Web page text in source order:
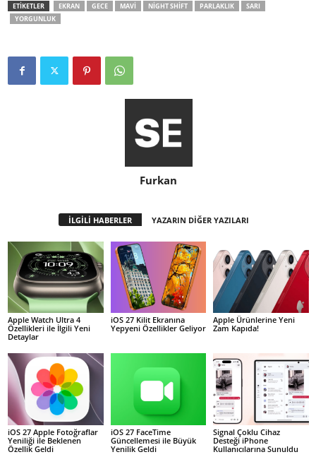
ETİKETLER EKRAN GECE MAVI NIGHT SHIFT PARLAKLIK
SARI
YORGUNLUK
Furkan
İLGİLİ HABERLER YAZARIN DİĞER YAZILARI
Apple Watch Ultra 4
Özellikleri ile İlgili Yeni
Detaylar
iOS 27 Kilit Ekranına
Yepyeni Özellikler Geliyor
Apple Ürünlerine Yeni
Zam Kapıda!
iOS 27 Apple Fotoğraflar
Yeniliği ile Beklenen
Özellik Geldi
iOS 27 FaceTime
Güncellemesi ile Büyük
Yenilik Geldi
Signal Çoklu Cihaz
Desteği iPhone
Kullanıcılarına Sunuldu